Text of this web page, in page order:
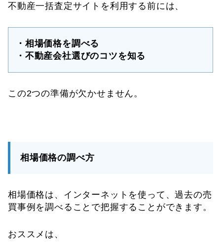
不動産一括査定サイトを利用する前には、
・相場価格を調べる
・不動産会社選びのコツを知る
この2つの準備が欠かせません。
相場価格の調べ方
相場価格は、インターネットを使って、過去の売
買事例を調べることで把握することができます。
おススメは、